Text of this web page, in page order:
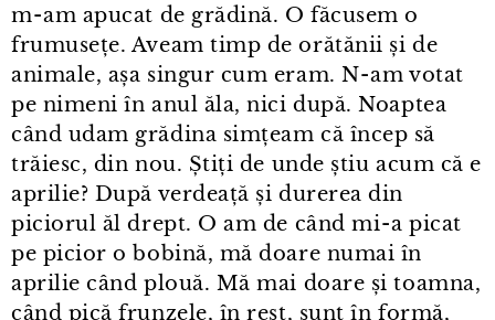
m⁠-⁠am apucat de grădină. O făcusem o
frumusețe. Aveam timp de orătănii și de
animale, așa singur cum eram. N⁠-⁠am votat
pe nimeni în anul ăla, nici după. Noaptea
când udam grădina simțeam că încep să
trăiesc, din nou. Știți de unde știu acum că e
aprilie? După verdeață și durerea din
piciorul ăl drept. O am de când mi⁠-⁠a picat
pe picior o bobină, mă doare numai în
aprilie când plouă. Mă mai doare și toamna,
când pică frunzele, în rest, sunt în formă,